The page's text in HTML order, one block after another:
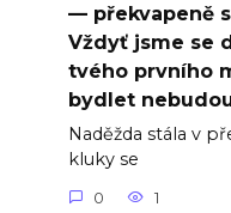
— překvapeně
Vždyť jsme se
tvého prvního
bydlet
Naděžda stála v
kluky se
0 1